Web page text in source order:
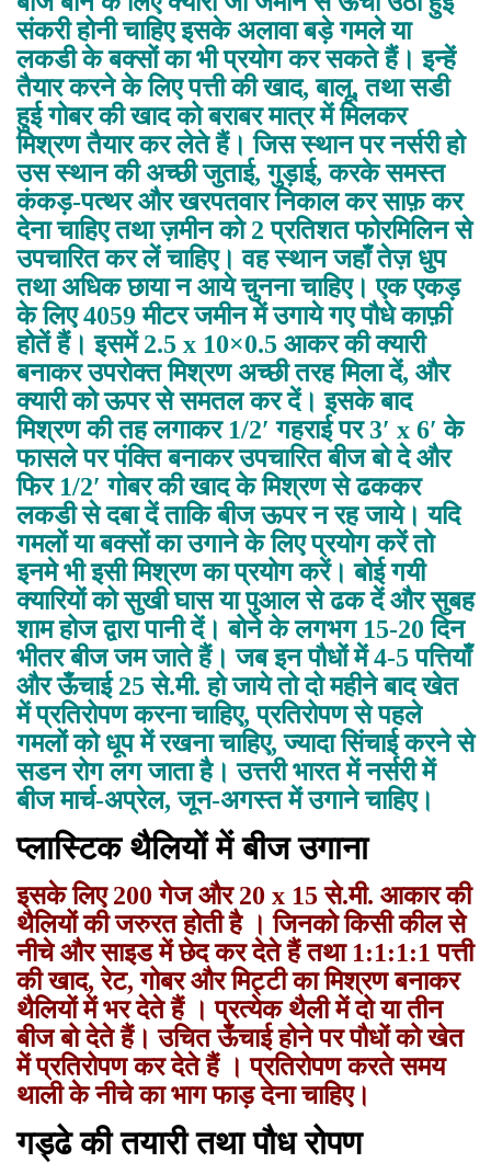
संकरी होनी चाहिए इसके अलावा बड़े गमले या
लकडी के बक्सों का भी प्रयोग कर सकते हैं। इन्हें
तैयार करने के लिए पत्ती की खाद, बालू, तथा सडी
हुई गोबर की खाद को बराबर मात्र में मिलकर
मिश्रण तैयार कर लेते हैं। जिस स्थान पर नर्सरी हो
उस स्थान की अच्छी जुताई, गुड़ाई, करके समस्त
कंकड़-पत्थर और खरपतवार निकाल कर साफ़ कर
देना चाहिए तथा ज़मीन को 2 प्रतिशत फोरमिलिन से
उपचारित कर लें चाहिए। वह स्थान जहाँ तेज़ धुप
तथा अधिक छाया न आये चुनना चाहिए। एक एकड़
के लिए 4059 मीटर जमीन में उगाये गए पौधे काफ़ी
होतें हैं। इसमें 2.5 x 10×0.5 आकर की क्यारी
बनाकर उपरोक्त मिश्रण अच्छी तरह मिला दें, और
क्यारी को ऊपर से समतल कर दें। इसके बाद
मिश्रण की तह लगाकर 1/2′ गहराई पर 3′ x 6′ के
फासले पर पंक्ति बनाकर उपचारित बीज बो दे और
फिर 1/2′ गोबर की खाद के मिश्रण से ढककर
लकडी से दबा दें ताकि बीज ऊपर न रह जाये। यदि
गमलों या बक्सों का उगाने के लिए प्रयोग करें तो
इनमे भी इसी मिश्रण का प्रयोग करें। बोई गयी
क्यारियों को सुखी घास या पुआल से ढक दें और सुबह
शाम होज द्वारा पानी दें। बोने के लगभग 15-20 दिन
भीतर बीज जम जाते हैं। जब इन पौधों में 4-5 पत्तियाँ
और ऊँचाई 25 से.मी. हो जाये तो दो महीने बाद खेत
में प्रतिरोपण करना चाहिए, प्रतिरोपण से पहले
गमलों को धूप में रखना चाहिए, ज्यादा सिंचाई करने से
सडन रोग लग जाता है। उत्तरी भारत में नर्सरी में
बीज मार्च-अप्रेल, जून-अगस्त में उगाने चाहिए।
प्लास्टिक थैलियों में बीज उगाना
इसके लिए 200 गेज और 20 x 15 से.मी. आकार की
थैलियों की जरुरत होती है । जिनको किसी कील से
नीचे और साइड में छेद कर देते हैं तथा 1:1:1:1 पत्ती
की खाद, रेट, गोबर और मिट्टी का मिश्रण बनाकर
थैलियों में भर देते हैं । प्रत्येक थैली में दो या तीन
बीज बो देते हैं। उचित ऊँचाई होने पर पौधों को खेत
में प्रतिरोपण कर देते हैं । प्रतिरोपण करते समय
थाली के नीचे का भाग फाड़ देना चाहिए।
गड्ढे की तयारी तथा पौध रोपण